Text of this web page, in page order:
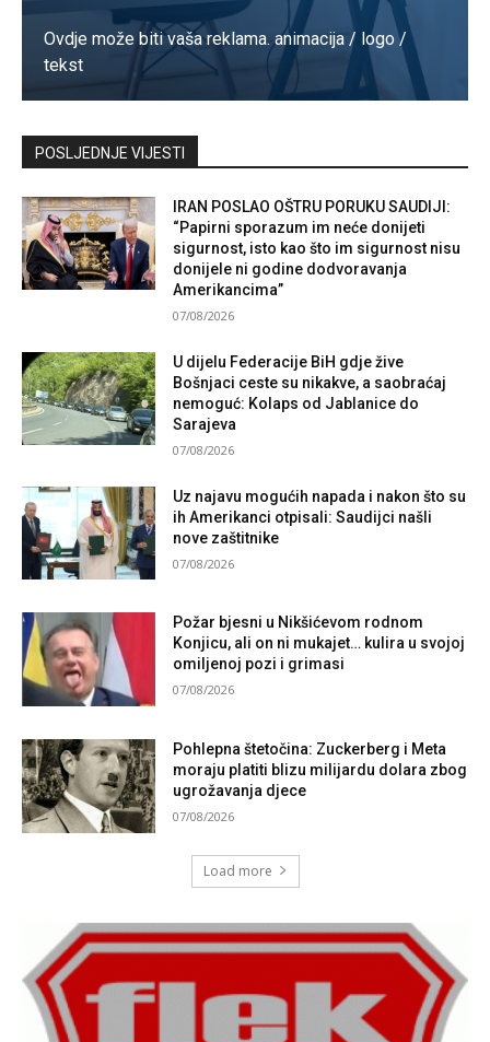
Ovdje može biti vaša reklama. animacija / logo /
tekst
Kontaktirajte nas
POSLJEDNJE VIJESTI
IRAN POSLAO OŠTRU PORUKU SAUDIJI:
“Papirni sporazum im neće donijeti
sigurnost, isto kao što im sigurnost nisu
donijele ni godine dodvoravanja
Amerikancima”
07/08/2026
U dijelu Federacije BiH gdje žive
Bošnjaci ceste su nikakve, a saobraćaj
nemoguć: Kolaps od Jablanice do
Sarajeva
07/08/2026
Uz najavu mogućih napada i nakon što su
ih Amerikanci otpisali: Saudijci našli
nove zaštitnike
07/08/2026
Požar bjesni u Nikšićevom rodnom
Konjicu, ali on ni mukajet… kulira u svojoj
omiljenoj pozi i grimasi
07/08/2026
Pohlepna štetočina: Zuckerberg i Meta
moraju platiti blizu milijardu dolara zbog
ugrožavanja djece
07/08/2026
Load more